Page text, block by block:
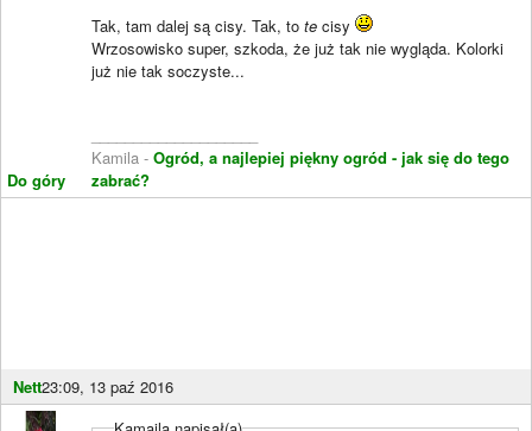
Do góry
Tak, tam dalej są cisy. Tak, to te cisy
Wrzosowisko super, szkoda, że już tak nie wygląda. Kolorki
już nie tak soczyste...
Kamila - Ogród, a najlepiej piękny ogród - jak się do tego
zabrać?
Nett23:09, 13 paź 2016